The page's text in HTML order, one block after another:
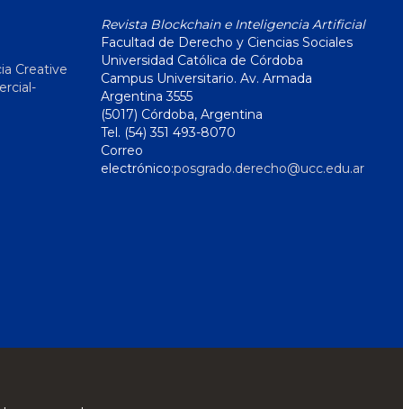
Creative
Revista Blockchain e Inteligencia Artificial
Facultad de Derecho y Ciencias Sociales
Universidad Católica de Córdoba
Campus Universitario. Av. Armada
Argentina 3555
(5017) Córdoba, Argentina
Tel. (54) 351 493-8070
Correo
electrónico:posgrado.derecho@ucc.edu.ar